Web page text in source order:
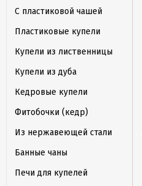
С пластиковой чашей
Пластиковые купели
Купели из лиственницы
Купели из дуба
Кедровые купели
Фитобочки (кедр)
Из нержавеющей стали
Банные чаны
Печи для купелей